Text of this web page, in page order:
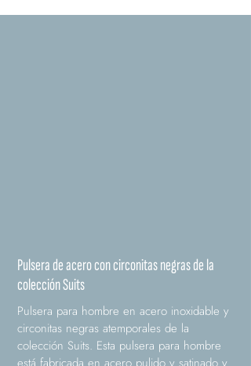
Pulsera de acero con circonitas negras de la
colección Suits
Pulsera para hombre en acero inoxidable y
circonitas negras atemporales de la
colección Suits. Esta pulsera para hombre